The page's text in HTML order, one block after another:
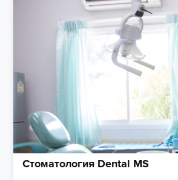
Стоматология Dental MS